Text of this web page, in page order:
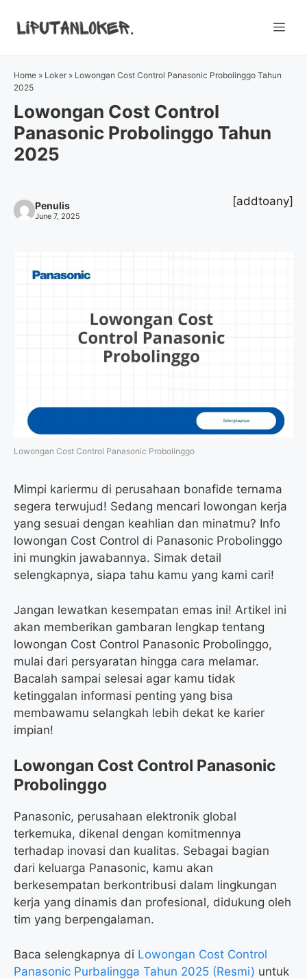
Home » Loker » Lowongan Cost Control Panasonic Probolinggo Tahun
2025
Lowongan Cost Control
Panasonic Probolinggo Tahun
2025
Penulis
June 7, 2025
[addtoany]
Lowongan Cost Control Panasonic Probolinggo
Mimpi kariermu di perusahaan bonafide ternama
segera terwujud! Sedang mencari lowongan kerja
yang sesuai dengan keahlian dan minatmu? Info
lowongan Cost Control di Panasonic Probolinggo
ini mungkin jawabannya. Simak detail
selengkapnya, siapa tahu kamu yang kami cari!
Jangan lewatkan kesempatan emas ini! Artikel ini
akan memberikan gambaran lengkap tentang
lowongan Cost Control Panasonic Probolinggo,
mulai dari persyaratan hingga cara melamar.
Bacalah sampai selesai agar kamu tidak
ketinggalan informasi penting yang bisa
membawamu selangkah lebih dekat ke karier
impian!
Lowongan Cost Control Panasonic
Probolinggo
Panasonic, perusahaan elektronik global
terkemuka, dikenal dengan komitmennya
terhadap inovasi dan kualitas. Sebagai bagian
dari keluarga Panasonic, kamu akan
berkesempatan berkontribusi dalam lingkungan
kerja yang dinamis dan profesional, didukung oleh
tim yang berpengalaman.
Baca selengkapnya di Lowongan Cost Control
Panasonic Purbalingga Tahun 2025 (Resmi) untuk